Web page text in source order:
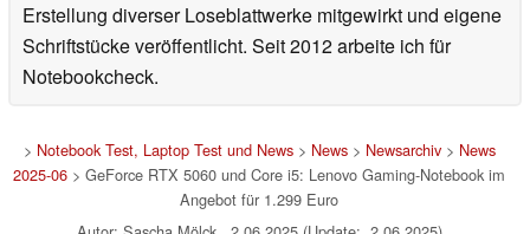
Erstellung diverser Loseblattwerke mitgewirkt und eigene
Schriftstücke veröffentlicht. Seit 2012 arbeite ich für
Notebookcheck.
> Notebook Test, Laptop Test und News> News> Newsarchiv> News
2025-06 > GeForce RTX 5060 und Core i5: Lenovo Gaming-Notebook im
Angebot für 1.299 Euro